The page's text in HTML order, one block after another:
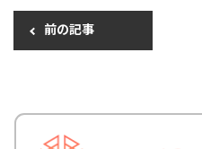
前の記事